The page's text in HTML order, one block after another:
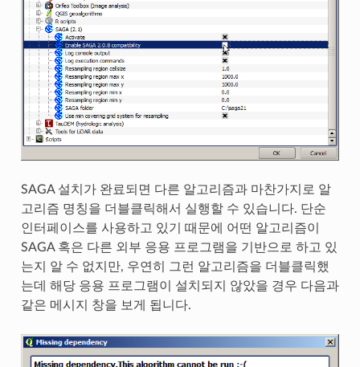
SAGA 설치가 완료되면 다른 알고리즘과 마찬가지로 알
고리즘 명칭을 더블클릭해서 실행할 수 있습니다. 단순
인터페이스를 사용하고 있기 때문에 어떤 알고리즘이
SAGA 혹은 다른 외부 응용 프로그램을 기반으로 하고 있
는지 알 수 없지만, 우연히 그런 알고리즘을 더블클릭했
는데 해당 응용 프로그램이 설치되지 않았을 경우 다음과
같은 메시지 창을 보게 됩니다.